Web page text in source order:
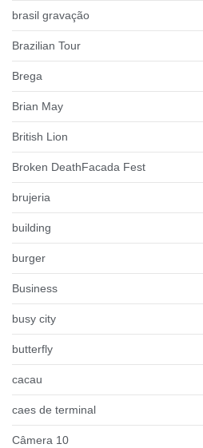
brasil gravação
Brazilian Tour
Brega
Brian May
British Lion
Broken DeathFacada Fest
brujeria
building
burger
Business
busy city
butterfly
cacau
caes de terminal
Câmera 10